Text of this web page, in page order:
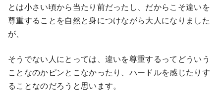
とは小さい頃から当たり前だったし、だからこそ違いを
尊重することを自然と身につけながら大人になりました
が、
そうでない人にとっては、違いを尊重するってどういう
ことなのかピンとこなかったり、ハードルを感じたりす
ることなのだろうと思います。